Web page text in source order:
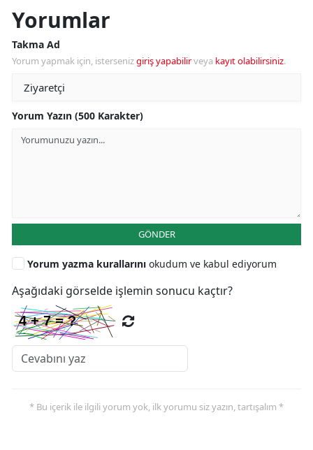
Yorumlar
Takma Ad
Yorum yapmak için, istersenizgiriş yapabilirveya kayıt olabilirsiniz.
Yorum Yazın (500 Karakter)
GÖNDER
Yorum yazma kurallarını okudum ve kabul ediyorum
Aşağıdaki görselde işlemin sonucu kaçtır?
* Bu içerik ile ilgili yorum yok, ilk yorumu siz yazın, tartışalım *